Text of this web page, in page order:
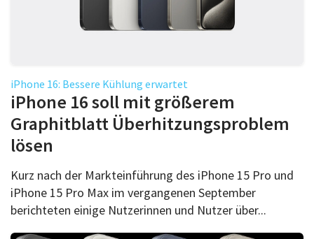
Über uns
Podcast
Mac Life+
Anmelden
iPhone 16: Bessere Kühlung erwartet
iPhone 16 soll mit größerem
Graphitblatt Überhitzungsproblem
lösen
Kurz nach der Markteinführung des iPhone 15 Pro und
iPhone 15 Pro Max im vergangenen September
berichteten einige Nutzerinnen und Nutzer über...